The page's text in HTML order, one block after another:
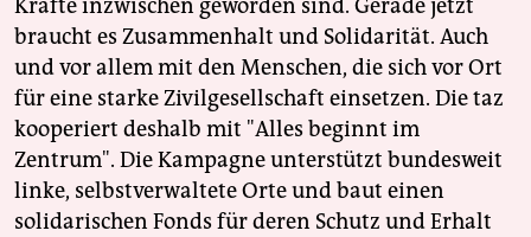
Kräfte inzwischen geworden sind. Gerade jetzt
braucht es Zusammenhalt und Solidarität. Auch
und vor allem mit den Menschen, die sich vor Ort
für eine starke Zivilgesellschaft einsetzen. Die taz
kooperiert deshalb mit "Alles beginnt im
Zentrum". Die Kampagne unterstützt bundesweit
linke, selbstverwaltete Orte und baut einen
solidarischen Fonds für deren Schutz und Erhalt